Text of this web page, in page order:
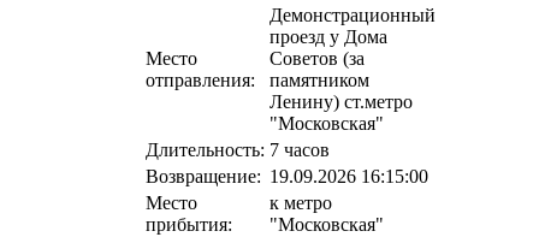
Место
отправления:
Демонстрационный
проезд у Дома
Советов (за
памятником
Ленину) ст.метро
"Московская"
Длительность: 7 часов
Возвращение: 19.09.2026 16:15:00
Место
прибытия:
к метро
"Московская"